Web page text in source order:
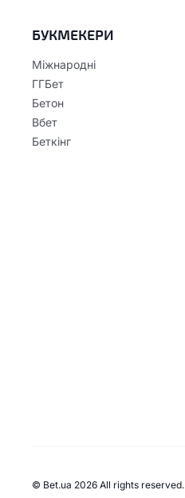
БУКМЕКЕРИ
Міжнародні
ГГБет
Бетон
Вбет
Беткінг
© Bet.ua 2026 All rights reserved.